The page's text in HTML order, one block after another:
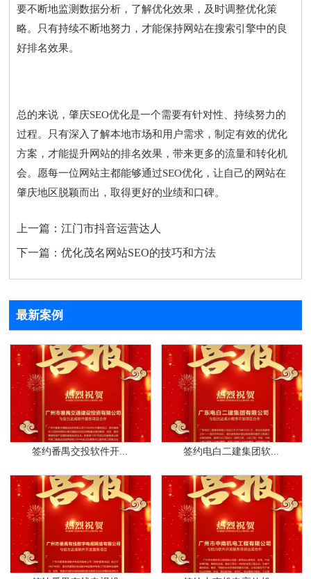
要不断地监测数据分析，了解优化效果，及时调整优化策
略。只有持续不断地努力，才能保持网站在搜索引擎中的良
好排名效果。
总的来说，肇庆SEO优化是一个需要有针对性、持续努力的
过程。只有深入了解本地市场和用户需求，制定有效的优化
方案，才能提升网站的排名效果，带来更多的流量和转化机
会。愿每一位网站主都能够通过SEO优化，让自己的网站在
肇庆地区脱颖而出，取得更好的业绩和口碑。
上一篇：江门市抖音运营达人
下一篇：优化茂名网站SEO的技巧和方法
最新案例
签约番禺交投软件开... 签约电白二建集团软...